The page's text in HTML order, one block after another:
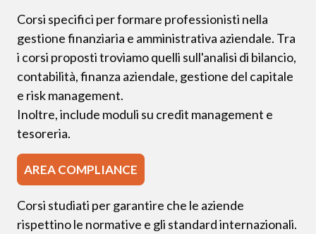
Corsi specifici per formare professionisti nella
gestione finanziaria e amministrativa aziendale. Tra
i corsi proposti troviamo quelli sull'analisi di bilancio,
contabilità, finanza aziendale, gestione del capitale
e risk management.
Inoltre, include moduli su credit management e
tesoreria.
AREA COMPLIANCE
Corsi studiati per garantire che le aziende
rispettino le normative e gli standard internazionali.